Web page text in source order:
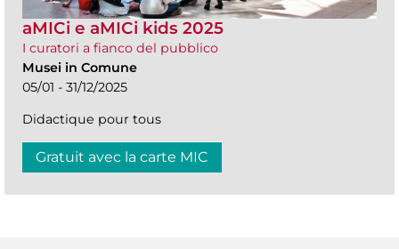
aMICi e aMICi kids 2025
I curatori a fianco del pubblico
Musei in Comune
05/01 - 31/12/2025
Didactique pour tous
Gratuit avec la carte MIC